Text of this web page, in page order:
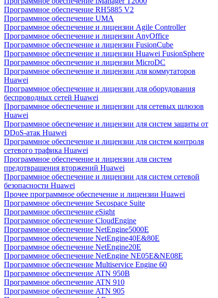
Программное обеспечение RH5885 V2
Программное обеспечение UMA
Программное обеспечение и лицензии Agile Controller
Программное обеспечение и лицензии AnyOffice
Программное обеспечение и лицензии FusionCube
Программное обеспечение и лицензии Huawei FusionSphere
Программное обеспечение и лицензии MicroDC
Программное обеспечение и лицензии для коммутаторов
Huawei
Программное обеспечение и лицензии для оборудования
беспроводных сетей Huawei
Программное обеспечение и лицензии для сетевых шлюзов
Huawei
Программное обеспечение и лицензии для систем защиты от
DDoS-атак Huawei
Программное обеспечение и лицензии для систем контроля
сетевого трафика Huawei
Программное обеспечение и лицензии для систем
предотвращения вторжений Huawei
Программное обеспечение и лицензии для систем сетевой
безопасности Huawei
Прочее программное обеспечение и лицензии Huawei
Программное обеспечение Secospace Suite
Программное обеспечение eSight
Программное обеспечение CloudEngine
Программное обеспечение NetEngine5000E
Программное обеспечение NetEngine40E&80E
Программное обеспечение NetEngine20E
Программное обеспечение NetEngine NE05E&NE08E
Программное обеспечение Multiservice Engine 60
Программное обеспечение ATN 950B
Программное обеспечение ATN 910
Программное обеспечение ATN 905